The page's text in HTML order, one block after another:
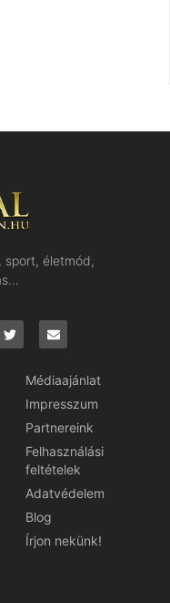
sport, életmód,
Médiaajánlat
Impresszum
Partnereink
Felhasználási
feltételek
Adatvédelem
Blog
Írjon nekünk!